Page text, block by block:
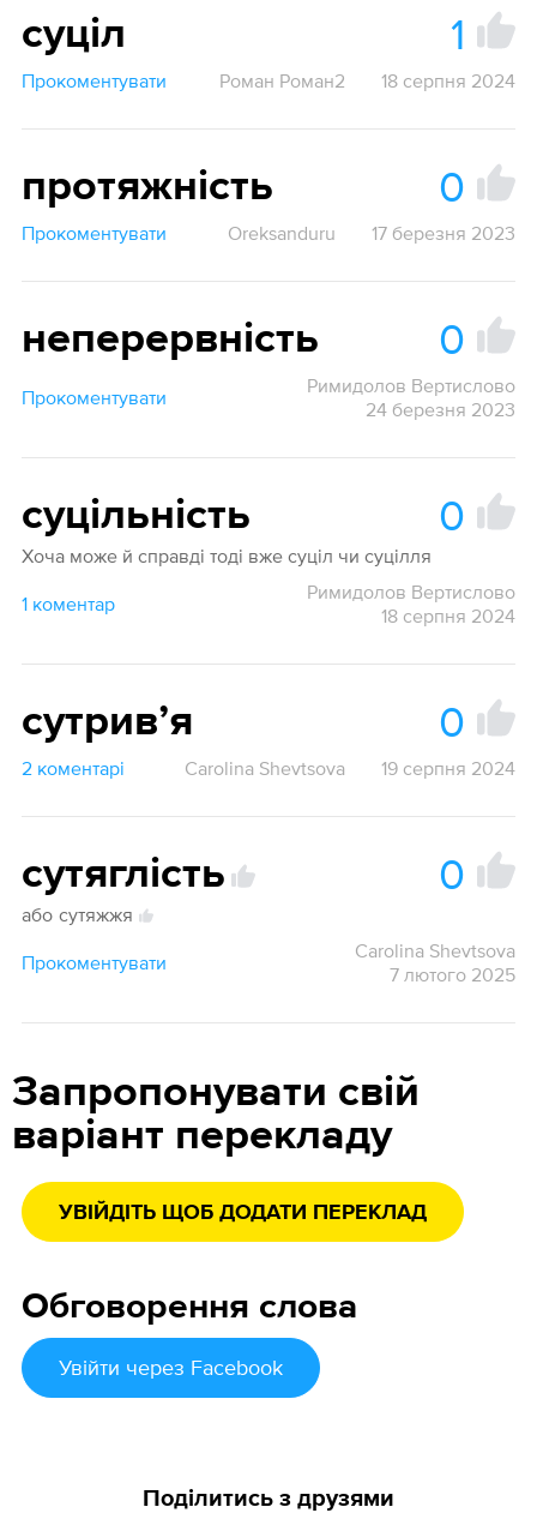
суціл 1
Прокоментувати Роман Роман2 18 серпня 2024
протяжність 0
Прокоментувати Oreksanduru 17 березня 2023
неперервність 0
Прокоментувати
Римидолов Вертислово
24 березня 2023
суцільність 0
Хоча може й справді тоді вже суціл чи суцілля
1 коментар
Римидолов Вертислово
18 серпня 2024
сутривʼя 0
2 коментарі Carolina Shevtsova 19 серпня 2024
сутяглість 0
або сутяжжя
Прокоментувати
Carolina Shevtsova
7 лютого 2025
Запропонувати свій
варіант перекладу
УВІЙДІТЬ ЩОБ ДОДАТИ ПЕРЕКЛАД
Обговорення слова
Увійти через Facebook
Поділитись з друзями